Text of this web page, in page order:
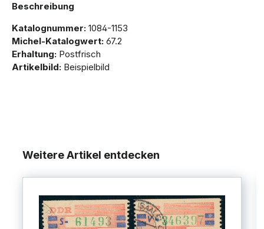
Beschreibung
Katalognummer: 1084-1153
Michel-Katalogwert: 67.2
Erhaltung: Postfrisch
Artikelbild: Beispielbild
Weitere Artikel entdecken